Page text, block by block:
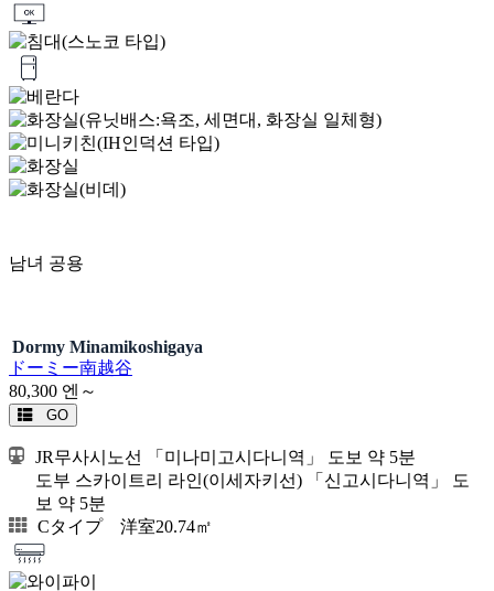
남녀 공용
Dormy Minamikoshigaya
ドーミー南越谷
80,300 엔～
GO
JR무사시노선 「미나미고시다니역」 도보 약 5분
도부 스카이트리 라인(이세자키선) 「신고시다니역」 도
보 약 5분
Cタイプ 洋室20.74㎡